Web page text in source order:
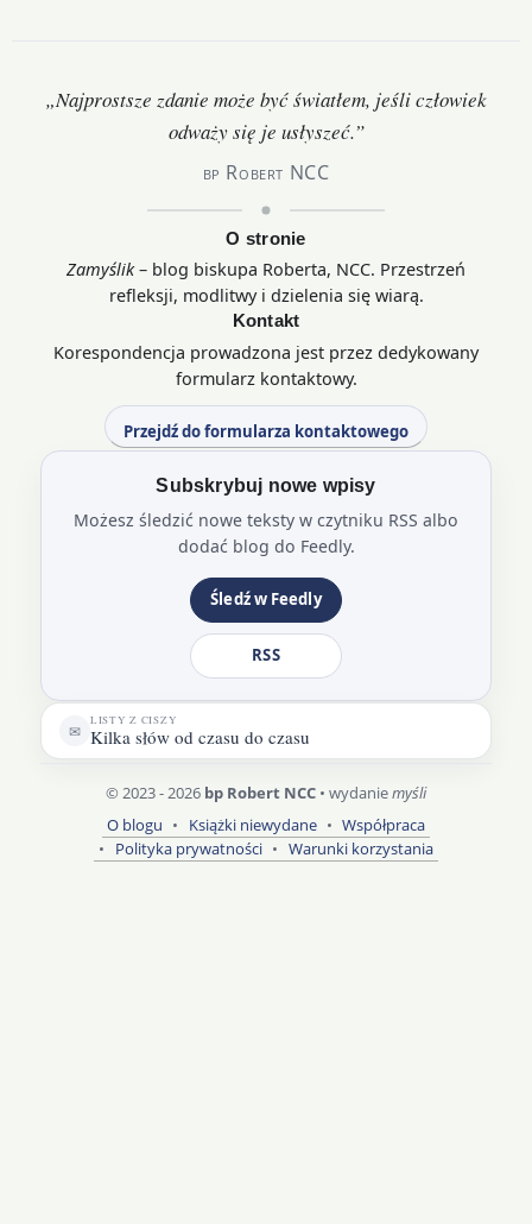
Motto
„Najprostsze zdanie może być światłem, jeśli człowiek
odważy się je usłyszeć.”
bp Robert NCC
O stronie
Zamyślik– blog biskupa Roberta, NCC. Przestrzeń
refleksji, modlitwy i dzielenia się wiarą.
Kontakt
Korespondencja prowadzona jest przez dedykowany
formularz kontaktowy.
Przejdź do formularza kontaktowego
Subskrybuj nowe wpisy
Możesz śledzić nowe teksty w czytniku RSS albo
dodać blog do Feedly.
Śledź w Feedly
RSS
✉
LISTY Z CISZY
Kilka słów od czasu do czasu
© 2023 - 2026 bp Robert NCC • wydaniemyśli
O blogu
Książki niewydane
Współpraca
Polityka prywatności
Warunki korzystania